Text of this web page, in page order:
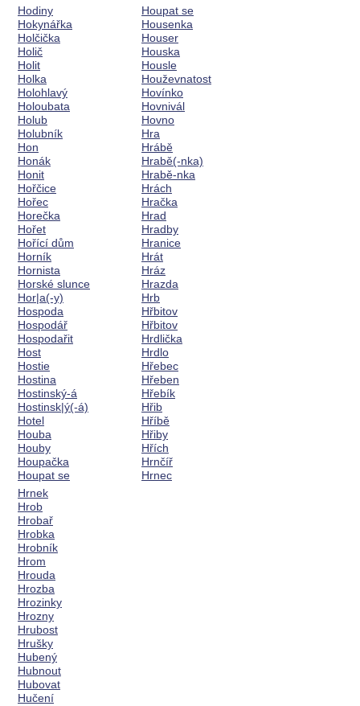
Hodiny
Hokynářka
Holčička
Holič
Holit
Holka
Holohlavý
Holoubata
Holub
Holubník
Hon
Honák
Honit
Hořčice
Hořec
Horečka
Hořet
Hořící dům
Horník
Hornista
Horské slunce
Hor|a(-y)
Hospoda
Hospodář
Hospodařit
Host
Hostie
Hostina
Hostinský-á
Hostinsk|ý(-á)
Hotel
Houba
Houby
Houpačka
Houpat se
Houpat se
Housenka
Houser
Houska
Housle
Houževnatost
Hovínko
Hovnivál
Hovno
Hra
Hrábě
Hrabě(-nka)
Hrabě-nka
Hrách
Hračka
Hrad
Hradby
Hranice
Hrát
Hráz
Hrazda
Hrb
Hřbitov
Hřbitov
Hrdlička
Hrdlo
Hřebec
Hřeben
Hřebík
Hřib
Hříbě
Hřiby
Hřích
Hrnčíř
Hrnec
Hrnek
Hrob
Hrobař
Hrobka
Hrobník
Hrom
Hrouda
Hrozba
Hrozinky
Hrozny
Hrubost
Hrušky
Hubený
Hubnout
Hubovat
Hučení